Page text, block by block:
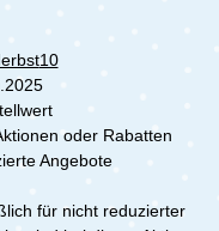
10
oder Rabatten
Angebote
für nicht reduzierter